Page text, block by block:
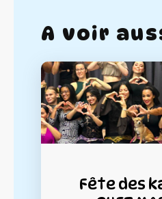
A voir
Fête des